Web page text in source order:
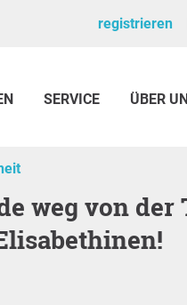
registrieren
SERVICE ÜBER